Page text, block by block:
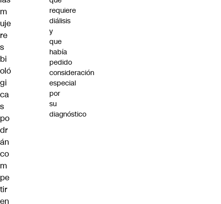
m
uje
re
s
bi
oló
gi
ca
s
po
dr
án
co
m
pe
tir
en
requiere
diálisis
y
que
había
pedido
consideración
especial
por
su
diagnóstico